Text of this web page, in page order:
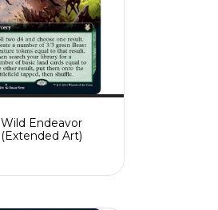
Wild Endeavor
(Extended Art)